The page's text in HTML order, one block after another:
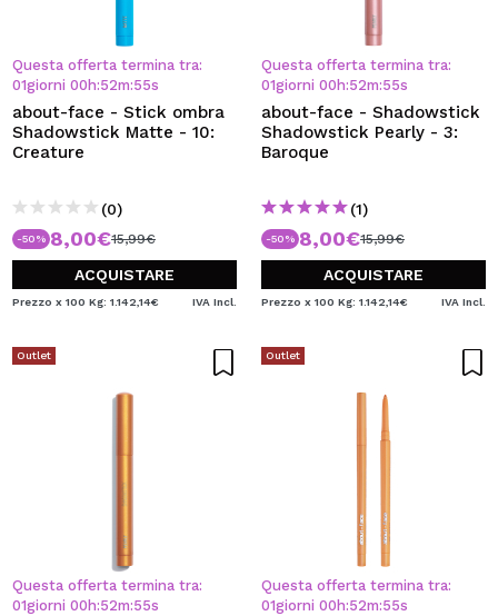
Questa offerta termina tra:
01giorni 00 h:52m:54s
about-face - Stick ombra
Shadowstick Matte - 10:
Creature
(0)
-50% 8,00€15,99€
ACQUISTARE
Prezzo x 100 Kg: 1.142,14€ IVA Incl.
Questa offerta termina tra:
01giorni 00 h:52m:54s
about-face - Shadowstick
Shadowstick Pearly - 3:
Baroque
(1)
-50% 8,00€15,99€
ACQUISTARE
Prezzo x 100 Kg: 1.142,14€ IVA Incl.
Outlet
Questa offerta termina tra:
01giorni 00 h:52m:54s
Outlet
Questa offerta termina tra:
01giorni 00 h:52m:54s